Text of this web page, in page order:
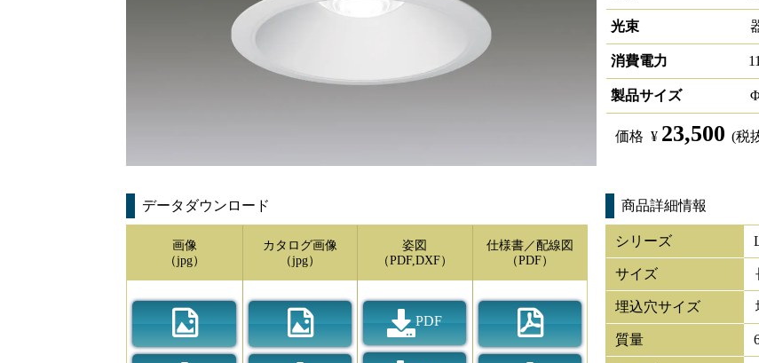
光束
消費電力
製品サイズ
価格 ¥ 23,500 (税
データダウンロード
画像
（jpg）
カタログ画像
（jpg）
姿図
（PDF,DXF）
PDF
仕様書／配線図
（PDF）
商品詳細情報
シリーズ
サイズ
埋込穴サイズ
質量